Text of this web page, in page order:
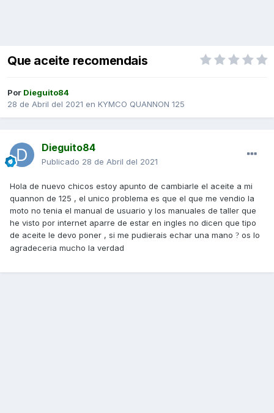
Que aceite recomendais
Por Dieguito84
28 de Abril del 2021 en KYMCO QUANNON 125
Dieguito84
Publicado 28 de Abril del 2021
Hola de nuevo chicos estoy apunto de cambiarle el aceite a mi
quannon de 125 , el unico problema es que el que me vendio la
moto no tenia el manual de usuario y los manuales de taller que
he visto por internet aparre de estar en ingles no dicen que tipo
de aceite le devo poner , si me pudierais echar una mano ? os lo
agradeceria mucho la verdad